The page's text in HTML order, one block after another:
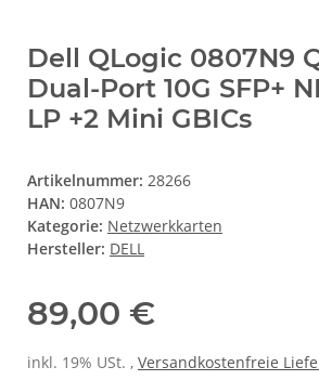
Dell QLogic 0807N9
Dual-Port 10G SFP+
LP +2 Mini GBICs
Artikelnummer: 28266
HAN: 0807N9
Kategorie: Netzwerkkarten
Hersteller: DELL
89,00 €
inkl. 19% USt. , Versandkostenfreie